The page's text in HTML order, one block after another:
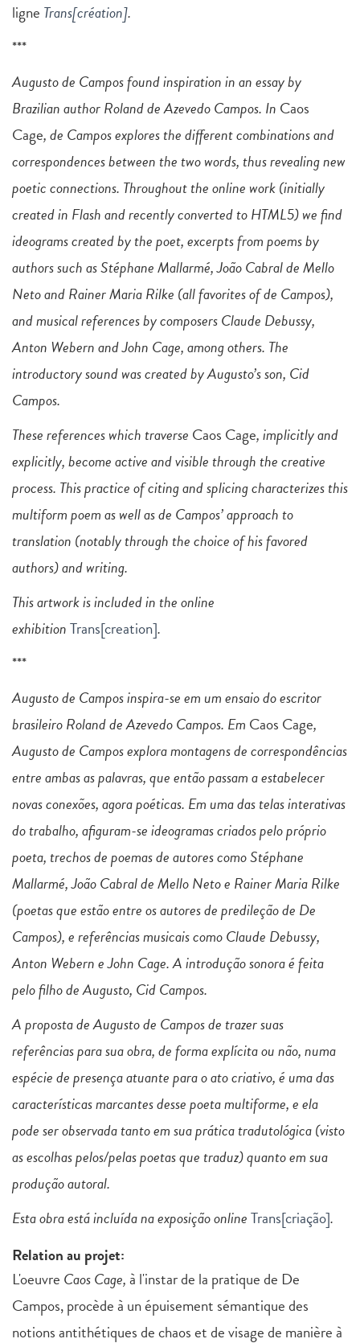
ligne Trans[création].
***
Augusto de Campos found inspiration in an essay by
Brazilian author Roland de Azevedo Campos. In Caos
Cage, de Campos explores the different combinations and
correspondences between the two words, thus revealing new
poetic connections. Throughout the online work (initially
created in Flash and recently converted to HTML5) we find
ideograms created by the poet, excerpts from poems by
authors such as Stéphane Mallarmé, João Cabral de Mello
Neto and Rainer Maria Rilke (all favorites of de Campos),
and musical references by composers Claude Debussy,
Anton Webern and John Cage, among others. The
introductory sound was created by Augusto’s son, Cid
Campos.
These references which traverse Caos Cage, implicitly and
explicitly, become active and visible through the creative
process. This practice of citing and splicing characterizes this
multiform poem as well as de Campos’ approach to
translation (notably through the choice of his favored
authors) and writing.
This artwork is included in the online
exhibitionTrans[creation].
***
Augusto de Campos inspira-se em um ensaio do escritor
brasileiro Roland de Azevedo Campos. Em Caos Cage,
Augusto de Campos explora montagens de correspondências
entre ambas as palavras, que então passam a estabelecer
novas conexões, agora poéticas. Em uma das telas interativas
do trabalho, afiguram-se ideogramas criados pelo próprio
poeta, trechos de poemas de autores como Stéphane
Mallarmé, João Cabral de Mello Neto e Rainer Maria Rilke
(poetas que estão entre os autores de predileção de De
Campos), e referências musicais como Claude Debussy,
Anton Webern e John Cage. A introdução sonora é feita
pelo filho de Augusto, Cid Campos.
A proposta de Augusto de Campos de trazer suas
referências para sua obra, de forma explícita ou não, numa
espécie de presença atuante para o ato criativo, é uma das
características marcantes desse poeta multiforme, e ela
pode ser observada tanto em sua prática tradutológica (visto
as escolhas pelos/pelas poetas que traduz) quanto em sua
produção autoral.
Esta obra está incluída na exposição onlineTrans[criação].
Relation au projet:
L'oeuvre Caos Cage,à l'instar de la pratique de De
Campos, procède à un épuisement sémantique des
notions antithétiques de chaos et de visage de manière à